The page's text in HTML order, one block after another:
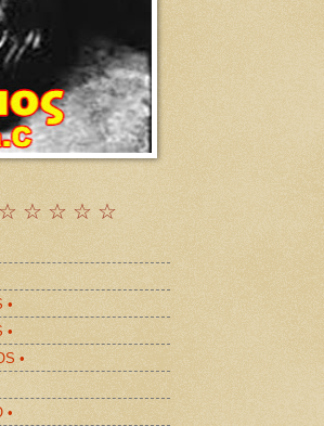
☆ ☆ ☆ ☆ ☆
•
•
•
•